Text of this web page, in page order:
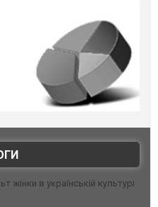
жінки в українській культурі